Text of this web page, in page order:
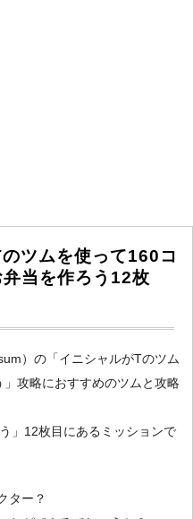
ツムを使って160コ
当を作ろう12枚
）の「イニシャルがTのツム
攻略におすすめのツムと攻略
」12枚目にあるミッションで
ター？